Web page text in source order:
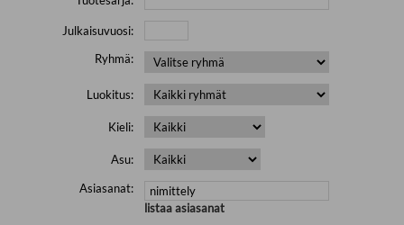
Julkaisuvuosi:
Ryhmä:
Luokitus:
Kieli:
Asu:
Asiasanat:
listaa asiasanat